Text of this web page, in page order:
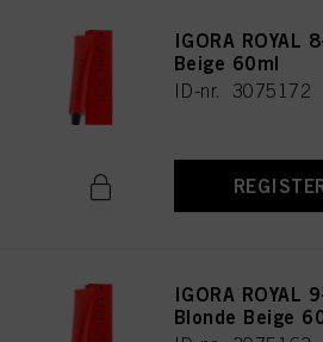
IGORA ROYAL
Beige 60ml
ID-nr. 3075172
IGORA ROYAL
Blonde Beige